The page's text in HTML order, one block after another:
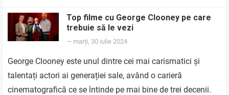
Top filme cu George Clooney pe care
trebuie să le vezi
— marți, 30 iulie 2024
George Clooney este unul dintre cei mai carismatici și
talentați actori ai generației sale, având o carieră
cinematografică ce se întinde pe mai bine de trei decenii.